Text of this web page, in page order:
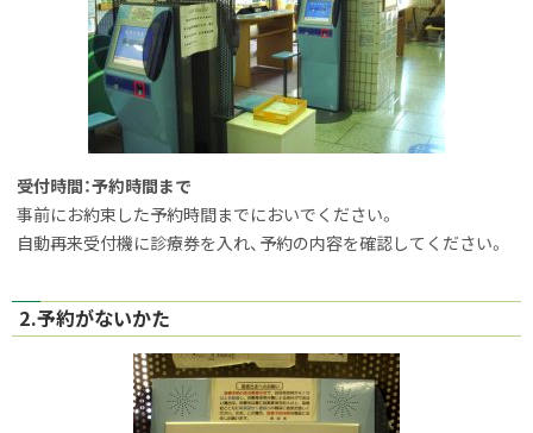
受付時間：予約時間まで
事前にお約束した予約時間までにおいでください。
自動再来受付機に診療券を入れ、予約の内容を確認してください。
2.予約がないかた